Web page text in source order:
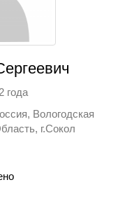
года
Вологодская
г.Сокол